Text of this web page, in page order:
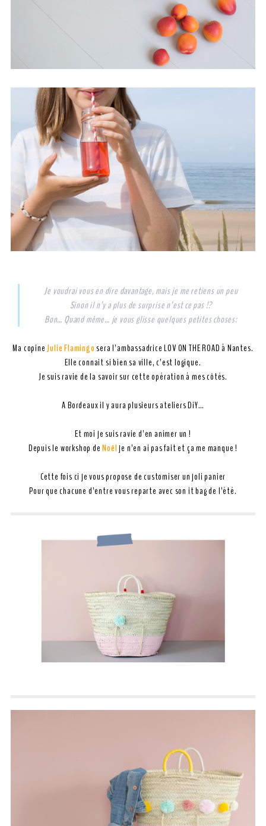
Je voudrai vous en dire davantage, mais je me retiens un peu
Sinon il n’y a plus de surprise n’est ce pas !?
Bon… Quand même… je vous glisse quelques petites choses:
Ma copineJulie Flamingo sera l’ambassadrice LOV ON THE ROAD à Nantes.
Elle connait si bien sa ville, c’est logique.
Je suis ravie de la savoir sur cette opération à mes côtés.
A Bordeaux il y aura plusieurs ateliers DiY…
Et moi je suis ravie d’en animer un !
Depuis le workshop deNoëlje n’en ai pas fait et ça me manque !
Cette fois ci je vous propose de customiser un joli panier
Pour que chacune d’entre vous reparte avec son it bag de l’été.